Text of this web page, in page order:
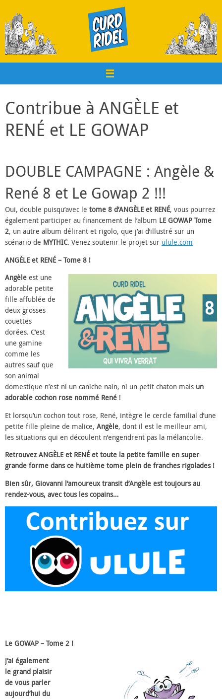
contenu
Contribue à ANGÈLE et
RENÉ et LE GOWAP
DOUBLE CAMPAGNE : Angèle &
René 8 et Le Gowap 2 !!!
Oui, double puisqu’avec le tome 8 d’ANGÈLE et RENÉ, vous pourrez
également participer au financement de l’album LE GOWAP Tome
2, un autre album délirant et rigolo, que j’ai d’illustré sur un
scénario de MYTHIC. Venez soutenir le projet sur ulule.com
ANGÈLE et RENÉ – Tome 8 !
Angèle est une
adorable petite
fille affublée de
deux grosses
couettes
dorées. C’est
une gamine
comme les
autres sauf que
son animal
domestique n’est ni un caniche nain, ni un petit chaton mais un
adorable cochon rose nommé René !
Et lorsqu’un cochon tout rose, René, intègre le cercle familial d’une
petite fille pleine de malice, Angèle, dont il est le meilleur ami,
les situations qui en découlent n’engendrent pas la mélancolie.
Retrouvez ANGÈLE et RENÉ et toute la petite famille en super
grande forme dans ce huitième tome plein de franches rigolades !
Bien sûr, Giovanni l’amoureux transit d’Angèle est toujours au
rendez-vous, avec tous les copains…
Le GOWAP – Tome 2 !
J’ai également
le grand plaisir
de vous parler
aujourd’hui du